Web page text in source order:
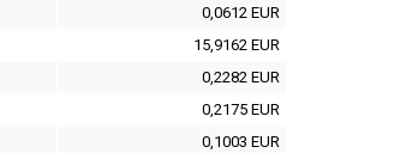
0,0612 EUR
15,9162 EUR
0,2282 EUR
0,2175 EUR
0,1003 EUR